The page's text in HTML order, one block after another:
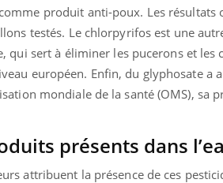
produit anti-poux. Les résultats
testés. Le chlorpyrifos est une
qui sert à éliminer les pucerons et
européen. Enfin, du glyphosate a
mondiale de la santé (OMS), sa
présents dans
attribuent la présence de ces